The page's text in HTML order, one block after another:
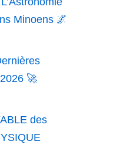
Minoens 🌌
🚀
des